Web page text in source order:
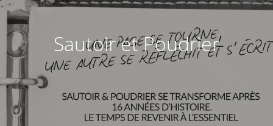
Sautoir et Poudrier